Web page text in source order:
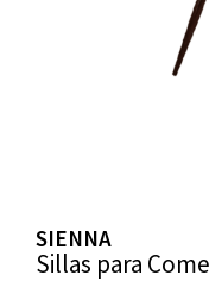
SIENNA
Sillas para